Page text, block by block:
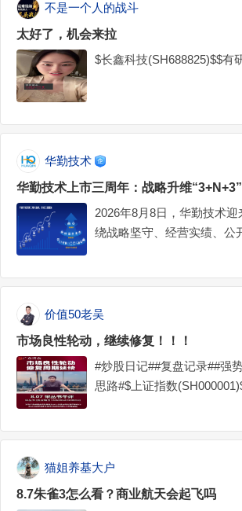
不是一个人的战斗
太好了，机会来拉
$长鑫科技(SH688825)$$有
华勤技术
华勤技术上市三周年：战略升维
2026年8月8日，华勤技术
绕战略坚守、经营实绩、公
载，积累了深厚的研发、运
A股上市，开启了资本赋能...
价值50老吴
市场良性轮动，继续修复！！！
#炒股日记##复盘记录##强
思路#$上证指数
猫姐养基大户
8.7朱雀3怎么看？商业航天会起飞吗